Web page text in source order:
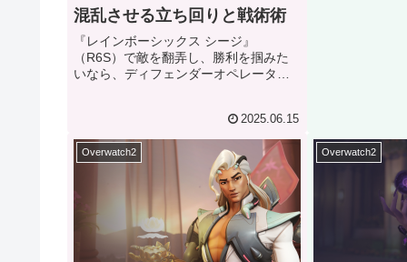
混乱させる立ち回りと戦術術
『レインボーシックス シージ』
（R6S）で敵を翻弄し、勝利を掴みた
いなら、ディフェンダーオペレーター
ン」と高い機動力は、敵を混乱させ、
戦況を有利に進める力を持っ...
2025.06.15
Overwatch2 Overwatch2